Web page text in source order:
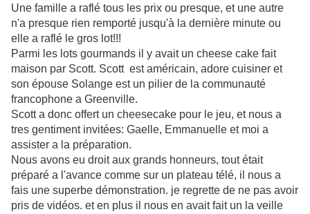
Une famille a raflé tous les prix ou presque, et une autre
n'a presque rien remporté jusqu'à la dernière minute ou
elle a raflé le gros lot!!!
Parmi les lots gourmands il y avait un cheese cake fait
maison par Scott. Scott est américain, adore cuisiner et
son épouse Solange est un pilier de la communauté
francophone a Greenville.
Scott a donc offert un cheesecake pour le jeu, et nous a
tres gentiment invitées: Gaelle, Emmanuelle et moi a
assister a la préparation.
Nous avons eu droit aux grands honneurs, tout était
préparé a l'avance comme sur un plateau télé, il nous a
fais une superbe démonstration. je regrette de ne pas avoir
pris de vidéos. et en plus il nous en avait fait un la veille